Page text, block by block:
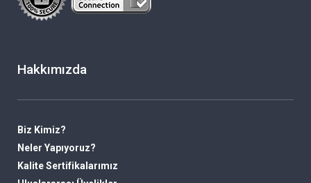
Hakkımızda
Biz Kimiz?
Neler Yapıyoruz?
Kalite Sertifikalarımız